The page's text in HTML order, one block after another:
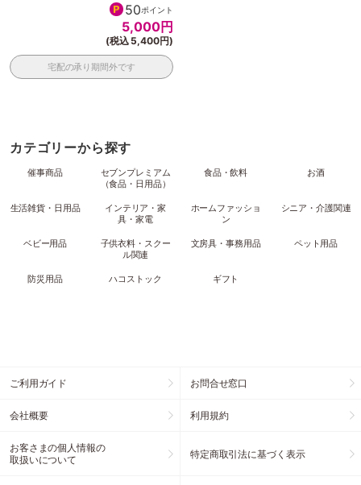
50ポイント
5,000円
(税込 5,400円)
宅配の承り期間外です
カテゴリーから探す
催事商品
セブンプレミアム
（食品・日用品）
食品・飲料 お酒
生活雑貨・日用品
インテリア・家
具・家電
ホームファッショ
ン
シニア・介護関連
ベビー用品
子供衣料・スクー
ル関連
文房具・事務用品 ペット用品
防災用品 ハコストック ギフト
ご利用ガイド お問合せ窓口
会社概要 利用規約
お客さまの個人情報の
取扱いについて
特定商取引法に基づく表示